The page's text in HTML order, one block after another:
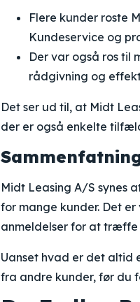
Flere kunder roste
Kundeservice og
Der var også ros til
rådgivning og
Det ser ud til, at Midt
der er også enkelte
Midt Leasing A/S synes
for mange kunder. Det
anmeldelser for at træffe
Uanset hvad er det altid
fra andre kunder, før du